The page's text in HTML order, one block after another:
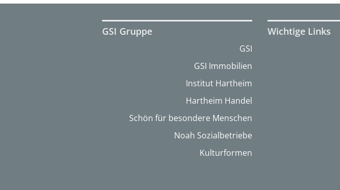
GSI Gruppe
GSI
GSI Immobilien
Institut Hartheim
Hartheim Handel
Schön für besondere Menschen
Noah Sozialbetriebe
Kulturformen
Wichtige Links